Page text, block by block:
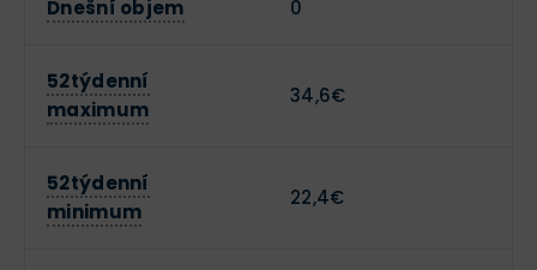
Dnešní objem 0
52týdenní
maximum
34,6€
52týdenní
minimum
22,4€